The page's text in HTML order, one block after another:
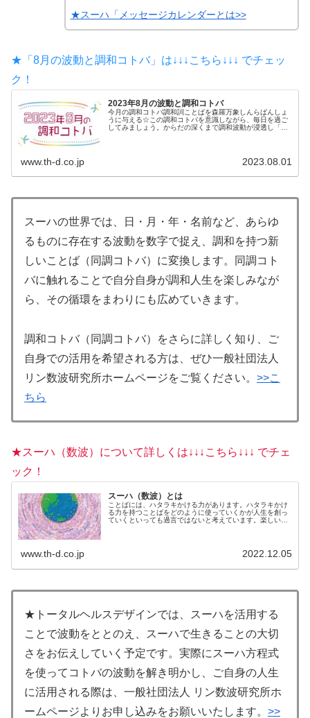
★スーハ「メッセージカレンダーとは>>
★「8月の波動と調和コトバ」は↓↓↓こちら↓↓↓ でチェッ
ク！
2023年8月の波動と調和コトバ
今月の調和コトバ調和詞ことばを森羅万象しんらばんしょ
うに与える☆この調和コトバを意識しながら、毎日を過ご
してみましょう。からだの深くまで調和波動が浸透し「楽
www.th-d.co.jp 2023.08.01
スーハの世界では、日・月・年・名前など、あらゆ
るものに存在する波動を数字で捉え、調和を持つ新
しいことば（同調コトバ）に変換します。同調コト
バに触れることで自分自身が調和人生を楽しみなが
ら、その循環をまわりにも広めていきます。
調和コトバ（同調コトバ）をさらに詳しく知り、ご
自身での活用を希望される方は、ぜひ一般社団法人
リン数波研究所ホームページをご覧ください。 >>こ
ちら
★スーハ（数波）について詳しくは↓↓↓こちら↓↓↓ でチェ
ック！
スーハ（数波）とは
ことばには、ハタラキかける力があります。ハタラキかけ
る力を持つことばをどのように使っていくかが人生を創っ
ていくといっても過言ではないと考えています。楽しいこ
www.th-d.co.jp 2022.12.05
★トータルヘルスデザインでは、スーハを活用する
ことで波動をととのえ、スーハで生きることの大切
さをお伝えしていく予定です。実際にスーハ方程式
を使ってコトバの波動を解き明かし、ご自身の人生
に活用される際は、一般社団法人 リン数波研究所ホ
ームページよりお申し込みをお願いいたします。 >>